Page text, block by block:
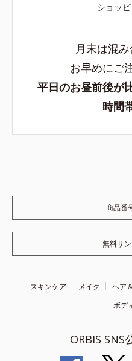
ショッ
月末は混
お早めにご
平日のお昼前後が
時間
商品番
無料サ
スキンケア メイク ヘア
ボデ
ORBIS SNS